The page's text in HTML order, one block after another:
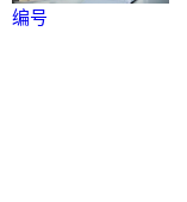
编号